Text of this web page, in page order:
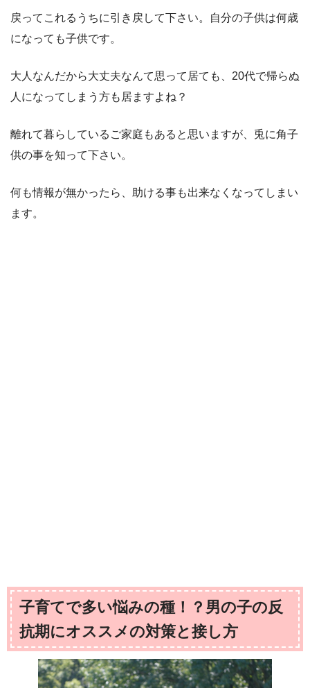
戻ってこれるうちに引き戻して下さい。自分の子供は何歳
になっても子供です。
大人なんだから大丈夫なんて思って居ても、20代で帰らぬ
人になってしまう方も居ますよね？
離れて暮らしているご家庭もあると思いますが、兎に角子
供の事を知って下さい。
何も情報が無かったら、助ける事も出来なくなってしまい
ます。
子育てで多い悩みの種！？男の子の反
抗期にオススメの対策と接し方